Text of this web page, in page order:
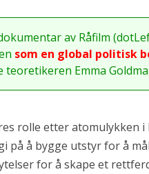
av Råfilm
som en global politisk
Emma
rolle etter atomulykken
på å bygge utstyr for å
for å skape et